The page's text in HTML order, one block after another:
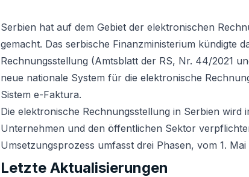
Serbien hat auf dem Gebiet der elektronischen
gemacht. Das serbische Finanzministerium kündigte
Rechnungsstellung (Amtsblatt der RS, Nr. 44/2021
neue nationale System für die elektronische
Sistem e-Faktura.
Die elektronische Rechnungsstellung in Serbien wird
Unternehmen und den öffentlichen Sektor
Umsetzungsprozess umfasst drei Phasen, vom 1.
Letzte Aktualisierungen